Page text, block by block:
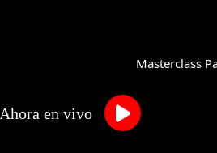
Masterclass
Ahora en vivo